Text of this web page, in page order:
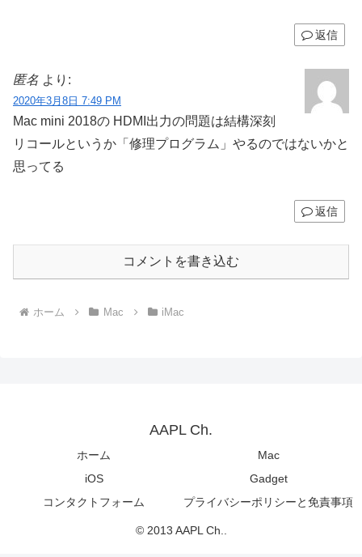
返信
匿名 より:
2020年3月8日 7:49 PM
Mac mini 2018の HDMI出力の問題は結構深刻
リコールというか「修理プログラム」やるのではないかと
思ってる
返信
コメントを書き込む
ホーム Mac iMac
AAPL Ch.
ホーム
Mac
iOS
Gadget
コンタクトフォーム
プライバシーポリシーと免責事項
© 2013 AAPL Ch..